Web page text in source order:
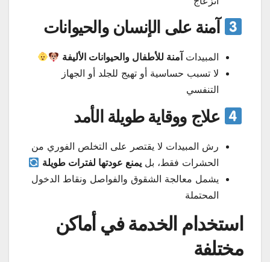
آمنة على الإنسان والحيوانات
المبيدات آمنة للأطفال والحيوانات الأليفة
لا تسبب حساسية أو تهيج للجلد أو الجهاز
التنفسي
علاج ووقاية طويلة الأمد
رش المبيدات لا يقتصر على التخلص الفوري من
الحشرات فقط، بل يمنع عودتها لفترات طويلة
يشمل معالجة الشقوق والفواصل ونقاط الدخول
المحتملة
استخدام الخدمة في أماكن
مختلفة